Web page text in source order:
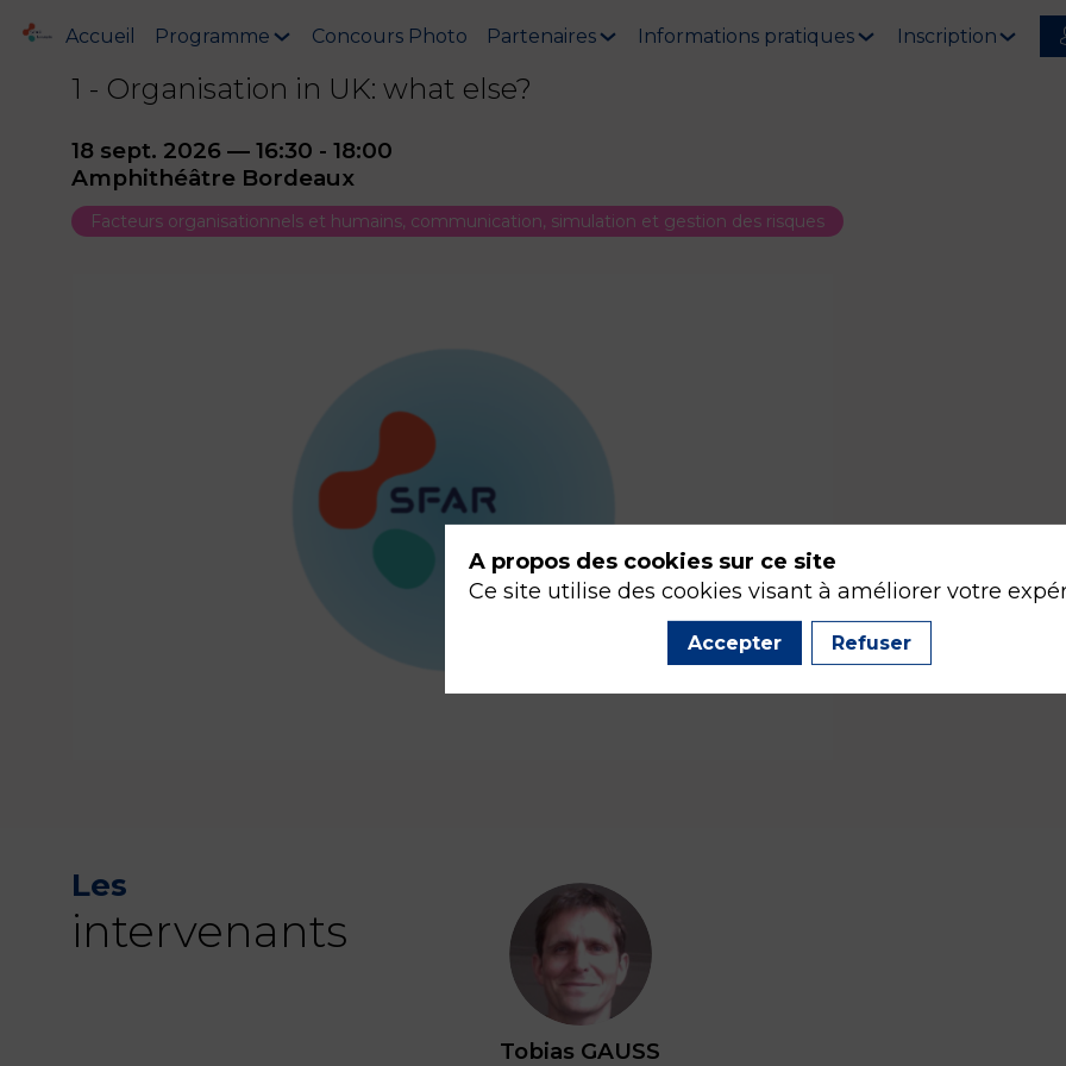
Accueil Programme Concours Photo Partenaires Informations pratiques Inscription
1 - Organisation in UK: what else?
18 sept. 2026 — 16:30 - 18:00
Amphithéâtre Bordeaux
Facteurs organisationnels et humains, communication, simulation et gestion des risques
Les
intervenants TG
Tobias GAUSS
A propos des cookies sur ce site
Ce site utilise des cookies visant à améliorer votre
Accepter Refuser